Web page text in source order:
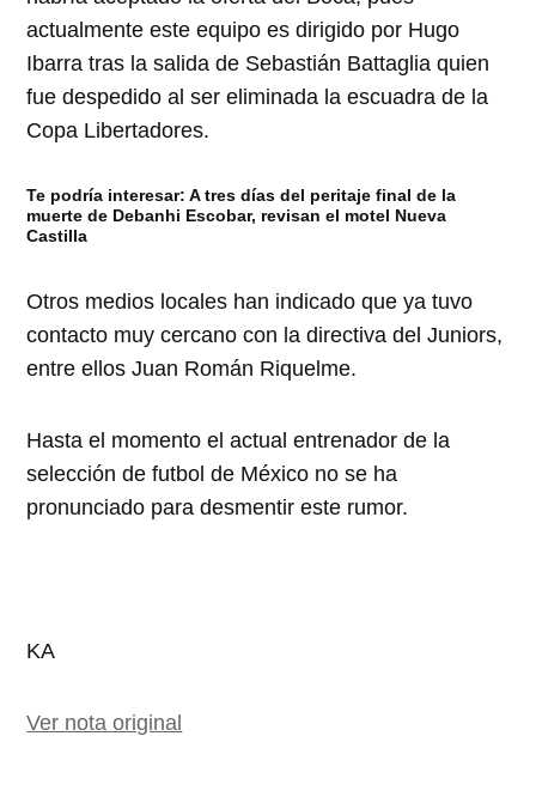
actualmente este equipo es dirigido por Hugo
Ibarra tras la salida de Sebastián Battaglia quien
fue despedido al ser eliminada la escuadra de la
Copa Libertadores.
Te podría interesar:A tres días del peritaje final de la
muerte de Debanhi Escobar, revisan el motel Nueva
Castilla
Otros medios locales han indicado que ya tuvo
contacto muy cercano con la directiva del Juniors,
entre ellos Juan Román Riquelme.
Hasta el momento el actual entrenador de la
selección de futbol de México no se ha
pronunciado para desmentir este rumor.
KA
Ver nota original